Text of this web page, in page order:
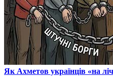
​Як Ахметов українців «на